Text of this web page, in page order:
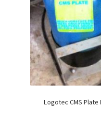
Logotec CMS